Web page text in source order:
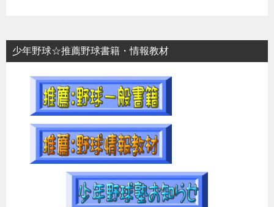
少年野球☆推薦野球書籍・情報教材